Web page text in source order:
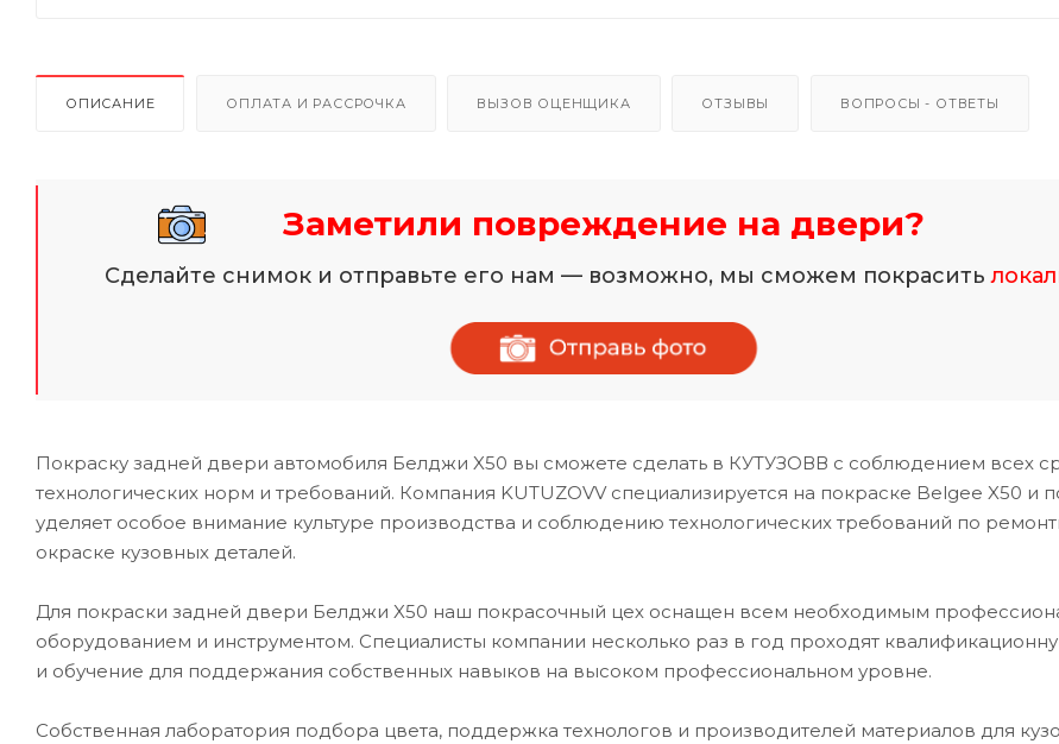
ОПИСАНИЕ ОПЛАТА И РАССРОЧКА ВЫЗОВ ОЦЕНЩИКА ОТЗЫВЫ ВОПРОСЫ - ОТВЕТЫ
Заметили повреждение на двери?
Сделайте снимок и отправьте его нам — возможно, мы сможем покрасить
Покраску задней двери автомобиля Белджи X50 вы сможете сделать в КУТУЗОВВ с соблюдением всех
технологических норм и требований. Компания KUTUZOVV специализируется на покраске Belgee X50 и
уделяет особое внимание культуре производства и соблюдению технологических требований по
окраске кузовных деталей.
Для покраски задней двери Белджи X50 наш покрасочный цех оснащен всем необходимым
оборудованием и инструментом. Специалисты компании несколько раз в год проходят
и обучение для поддержания собственных навыков на высоком профессиональном уровне.
Собственная лаборатория подбора цвета, поддержка технологов и производителей материалов для